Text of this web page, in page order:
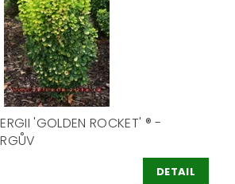
'GOLDEN ROCKET' ® -
DETAIL